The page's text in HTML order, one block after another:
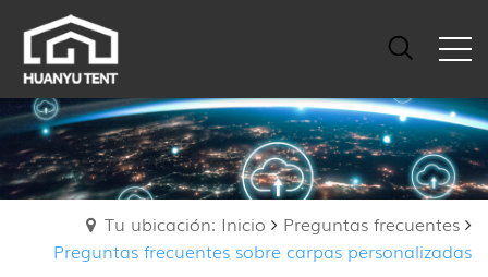
Tu ubicación: Inicio
Preguntas frecuentes
Preguntas frecuentes sobre carpas personalizadas